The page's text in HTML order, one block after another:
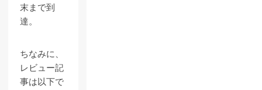
末まで到
達。
ちなみに、
レビュー記
事は以下で